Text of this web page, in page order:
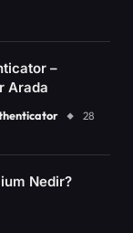
–
Arada
28
Nedir?